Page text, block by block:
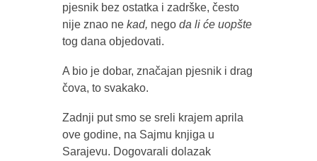
pjesnik bez ostatka i zadrške, često
nije znao ne kad, nego da li će uopšte
tog dana objedovati.
A bio je dobar, značajan pjesnik i drag
čova, to svakako.
Zadnji put smo se sreli krajem aprila
ove godine, na Sajmu knjiga u
Sarajevu. Dogovarali dolazak